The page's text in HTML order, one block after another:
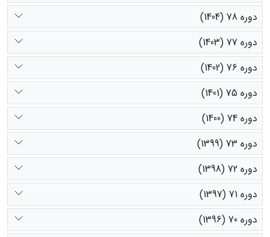
دوره 78 (1404)
دوره 77 (1403)
دوره 76 (1402)
دوره 75 (1401)
دوره 74 (1400)
دوره 73 (1399)
دوره 72 (1398)
دوره 71 (1397)
دوره 70 (1396)